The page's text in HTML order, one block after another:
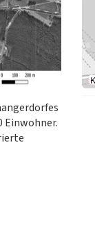
Einwohner.